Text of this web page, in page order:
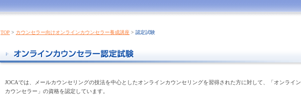
TOP > カウンセラー向けオンラインカウンセラー養成講座 > 認定試験
JOCAでは、メールカウンセリングの技法を中心としたオンラインカウンセリングを習得された方に対して、「オンライン
カウンセラー」の資格を認定しています。